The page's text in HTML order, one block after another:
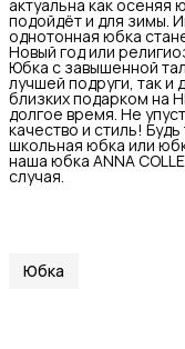
актуальна как осеняя
подойдёт и для зимы.
однотонная юбка
Новый год или
Юбка с завышенной
лучшей подруги, так
близких подарком на
долгое время. Не
качество и стиль!
школьная юбка или
наша юбка ANNA
случая.
Юбка